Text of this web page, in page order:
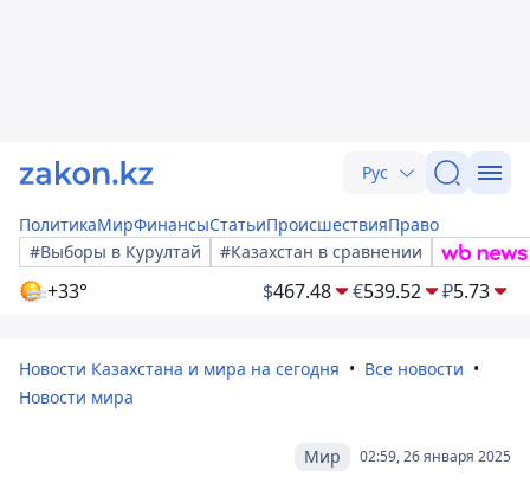
Рус
ПолитикаМирФинансыСтатьиПроисшествияПраво
#Выборы в Курултай
#Казахстан в сравнении
+33° $467.48 €539.52 ₽5.73
Новости Казахстана и мира на сегодня
Все новости
Новости мира
02:59, 26 января 2025
Мир